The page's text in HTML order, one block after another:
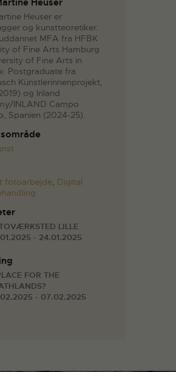
Heuser er
og kunstteoretiker.
MFA fra HFBK
of Fine Arts Hamburg
of Fine Arts in
Postgraduate fra
Künstlerinnenprojekt,
og Inland
INLAND Campo
Spanien (2024-25).
fotoarbejde Digital
LILLE
- 24.01.2025
FOR THE
- 07.02.2025